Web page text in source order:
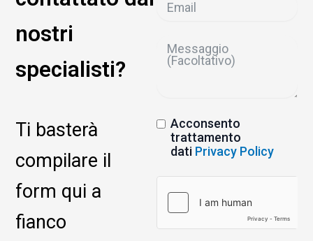
nostri
specialisti?
Ti basterà
compilare il
form qui a
fianco
Acconsento
trattamento
dati Privacy Policy